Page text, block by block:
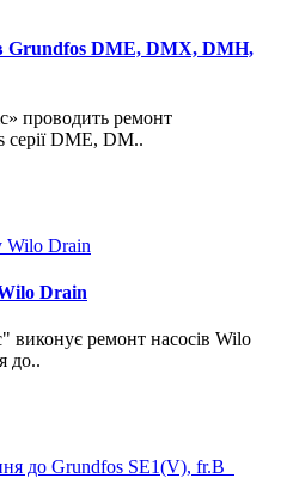
Grundfos DME, DMX, DMH,
проводить ремонт
серії DME, DM..
Drain
виконує ремонт насосів Wilo
до..